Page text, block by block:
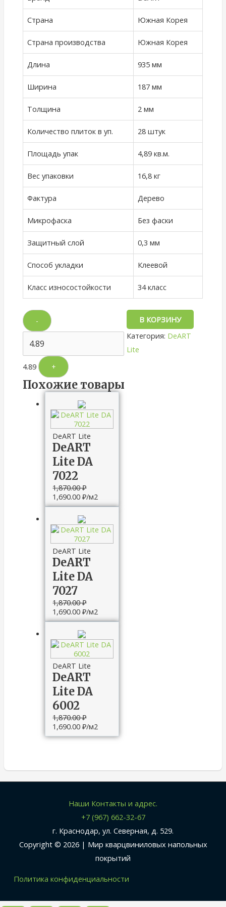
Страна Южная Корея
Страна производства Южная Корея
Длина 935 мм
Ширина 187 мм
Толщина 2 мм
Количество плиток в уп. 28 штук
Площадь упак 4,89 кв.м.
Вес упаковки 16,8 кг
Фактура Дерево
Микрофаска Без фаски
Защитный слой 0,3 мм
Способ укладки Клеевой
Класс износостойкости 34 класс
-
4.89 +
В КОРЗИНУ
Категория: DeART
Lite
Похожие товары
DeART Lite
DeART
Lite DA
7022
1,870.00₽
1,690.00₽/м2
DeART Lite
DeART
Lite DA
7027
1,870.00₽
1,690.00₽/м2
DeART Lite
DeART
Lite DA
6002
1,870.00₽
1,690.00₽/м2
Наши Контакты и адрес.
+7 (967) 662-32-67
г. Краснодар, ул. Северная, д. 529.
Copyright © 2026 | Мир кварцвиниловых напольных
покрытий
Политика конфиденциальности